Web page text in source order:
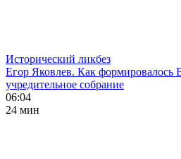
Исторический ликбез
Егор Яковлев. Как формировалось
учредительное собрание
06:04
24 мин